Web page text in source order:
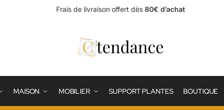
Frais de livraison offert dès 80€ d’achat
MAISON MOBILIER SUPPORT PLANTES BOUTIQUE